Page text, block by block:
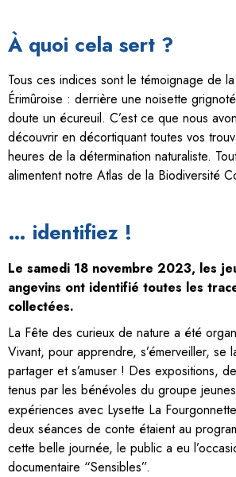
À quoi cela sert ?
Tous ces indices sont le témoignage de
Érimûroise : derrière une noisette
doute un écureuil. C’est ce que nous
découvrir en décortiquant toutes vos
heures de la détermination naturaliste.
alimentent notre Atlas de la Biodiversité
… identifiez !
Le samedi 18 novembre 2023, les
angevins ont identifié toutes les
collectées.
La Fête des curieux de nature a été
Vivant, pour apprendre, s’émerveiller, se
partager et s’amuser ! Des expositions,
tenus par les bénévoles du groupe jeunes
expériences avec Lysette La
deux séances de conte étaient au
cette belle journée, le public a eu
documentaire “Sensibles”.